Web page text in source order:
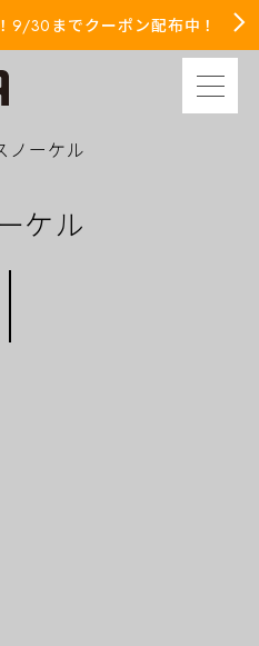
9/30までクーポン配布中！
ノーケル
ケル